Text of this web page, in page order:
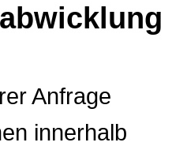
Anfrage
innerhalb